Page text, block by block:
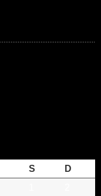
S
D